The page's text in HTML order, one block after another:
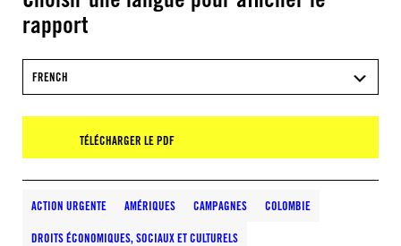
rapport
FRENCH
TÉLÉCHARGER LE PDF
ACTION URGENTE AMÉRIQUES CAMPAGNES COLOMBIE
DROITS ÉCONOMIQUES, SOCIAUX ET CULTURELS